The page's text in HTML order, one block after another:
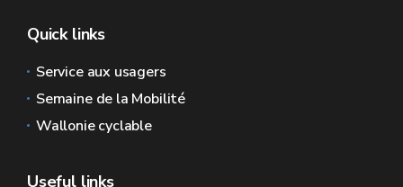
Quick links
Service aux usagers
Semaine de la Mobilité
Wallonie cyclable
Useful links